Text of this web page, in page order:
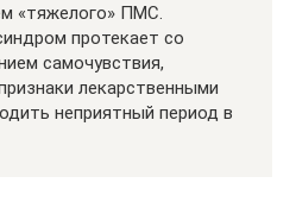
«тяжелого» ПМС.
протекает со
самочувствия,
лекарственными
неприятный период в